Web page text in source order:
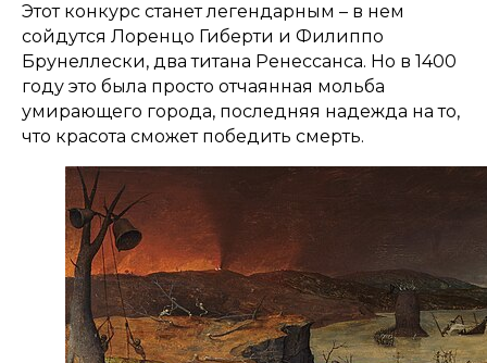
Этот конкурс станет легендарным – в нем
сойдутся Лоренцо Гиберти и Филиппо
Брунеллески, два титана Ренессанса. Но в 1400
году это была просто отчаянная мольба
умирающего города, последняя надежда на то,
что красота сможет победить смерть.